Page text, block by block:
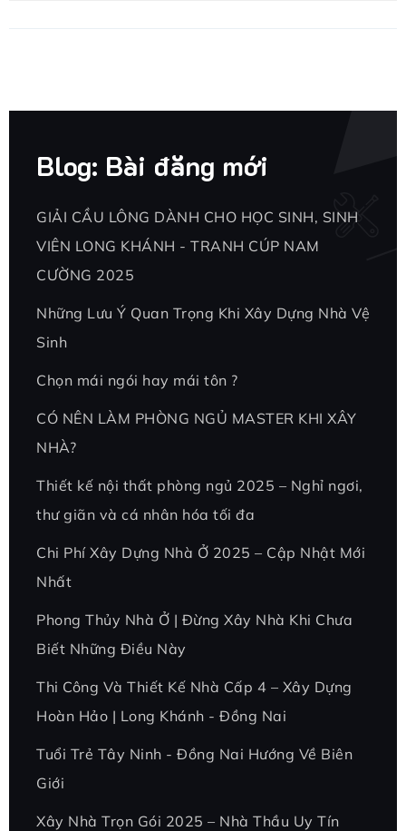
Blog: Bài đăng mới
GIẢI CẦU LÔNG DÀNH CHO HỌC SINH, SINH
VIÊN LONG KHÁNH - TRANH CÚP NAM
CƯỜNG 2025
Những Lưu Ý Quan Trọng Khi Xây Dựng Nhà Vệ
Sinh
Chọn mái ngói hay mái tôn ?
CÓ NÊN LÀM PHÒNG NGỦ MASTER KHI XÂY
NHÀ?
Thiết kế nội thất phòng ngủ 2025 – Nghỉ ngơi,
thư giãn và cá nhân hóa tối đa
Chi Phí Xây Dựng Nhà Ở 2025 – Cập Nhật Mới
Nhất
Phong Thủy Nhà Ở | Đừng Xây Nhà Khi Chưa
Biết Những Điều Này
Thi Công Và Thiết Kế Nhà Cấp 4 – Xây Dựng
Hoàn Hảo | Long Khánh - Đồng Nai
Tuổi Trẻ Tây Ninh - Đồng Nai Hướng Về Biên
Giới
Xây Nhà Trọn Gói 2025 – Nhà Thầu Uy Tín